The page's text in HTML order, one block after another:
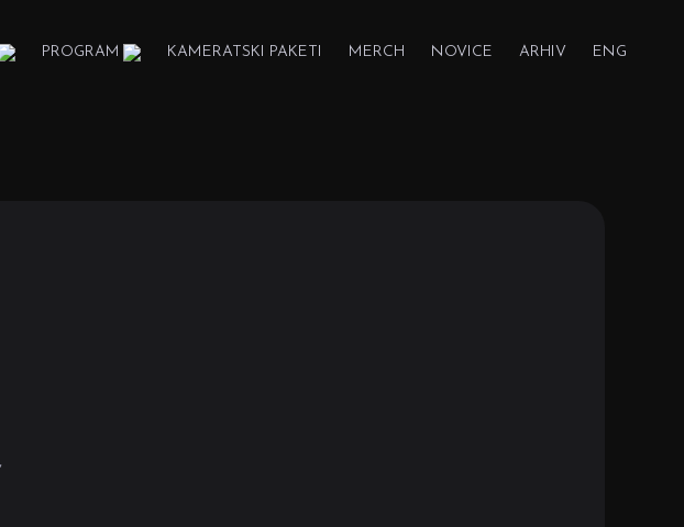
PROGRAM KAMERATSKI PAKETI MERCH NOVICE ARHIV ENG